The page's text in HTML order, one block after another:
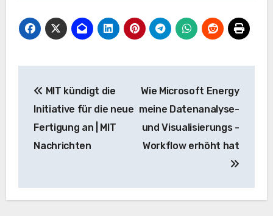
Navigation
MIT kündigt die
Initiative für die neue
Fertigung an | MIT
Nachrichten
Wie Microsoft Energy
meine Datenanalyse-
und Visualisierungs -
Workflow erhöht hat